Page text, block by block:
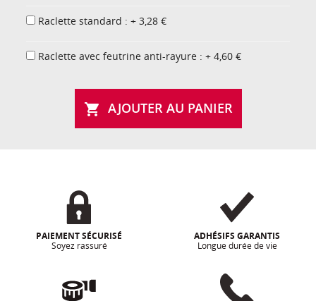
Raclette standard : + 3,28 €
Raclette avec feutrine anti-rayure : + 4,60 €
 AJOUTER AU PANIER
PAIEMENT SÉCURISÉ
Soyez rassuré
ADHÉSIFS GARANTIS
Longue durée de vie